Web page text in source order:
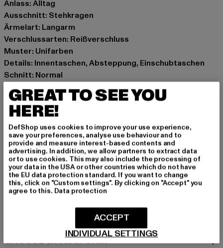
Anlass: Alltag
Ausschnitt: Stehkragen
Ärmelart: Langarm
Verschlussarten: Reißverschluss
Muster: Unifarben
Details: Innentaschen, Absteppung, Einschubtaschen
Schnitt: Normal
Marke: Urban Classics
Kat.: Puffer Jackets
Farbe: beige
Hersteller Farbe: wetsand
Materialzusammensetzung: 100% Polyester
Innenfutter: Polyester
Art.Nr: TB6333-04732
Hersteller: TB International GmbH |info@tbint.de
Dr.-Robert-Murjahn-Straße 7 | 64372 Ober-Ramstadt |
GRÖSSE & PASSFORM
GREAT TO SEE YOU
HERE!
DefShop uses cookies to improve your use experience,
save your preferences, analyse use behaviour and to
provide and measure interest-based contents and
advertising. In addition, we allow partners to extract data
or to use cookies. This may also include the processing of
your data in the USA or other countries which do not have
the EU data protection standard. If you want to change
this, click on "Custom settings". By clicking on "Accept" you
agree to this. Data protection
INDIVIDUAL SETTINGS
ACCEPT